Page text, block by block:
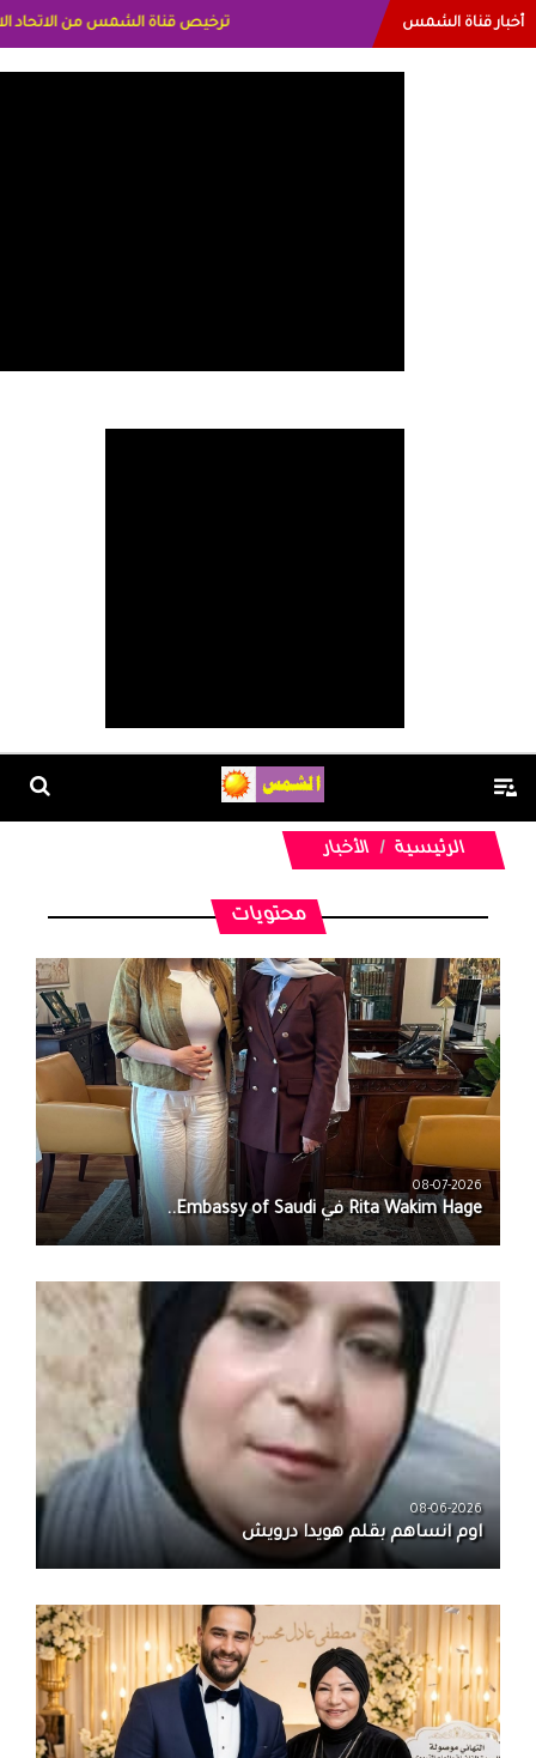
أخبار قناة الشمس
الرئيسية الأخبار
محتويات
08-07-2026
08-06-2026
اوم انساهم بقلم هويدا درويش